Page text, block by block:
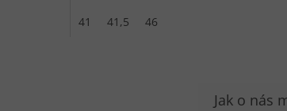
41
41,5 46